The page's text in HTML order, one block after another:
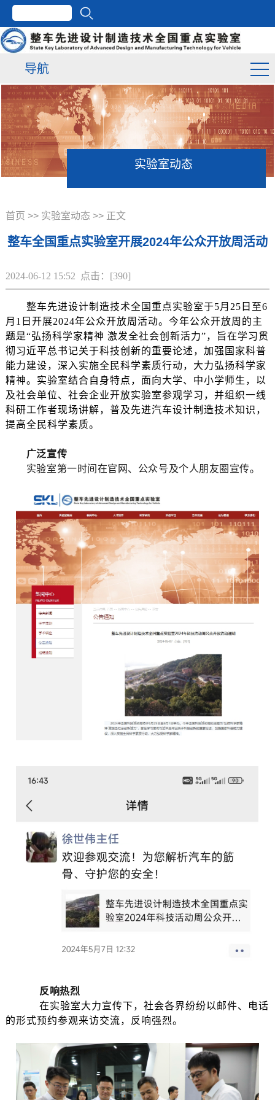
导航
实验室动态
首页 >> 实验室动态 >> 正文
整车全国重点实验室开展2024年公众开放周活动
2024-06-12 15:52 点击：[390]
整车先进设计制造技术全国重点实验室于5月25日至6
月1日开展2024年公众开放周活动。今年公众开放周的主
题是“弘扬科学家精神 激发全社会创新活力”，旨在学习贯
彻习近平总书记关于科技创新的重要论述，加强国家科普
能力建设，深入实施全民科学素质行动，大力弘扬科学家
精神。实验室结合自身特点，面向大学、中小学师生，以
及社会单位、社会企业开放实验室参观学习，并组织一线
科研工作者现场讲解，普及先进汽车设计制造技术知识，
提高全民科学素质。
广泛宣传
实验室第一时间在官网、公众号及个人朋友圈宣传。
反响热烈
在实验室大力宣传下，社会各界纷纷以邮件、电话
的形式预约参观来访交流，反响强烈。